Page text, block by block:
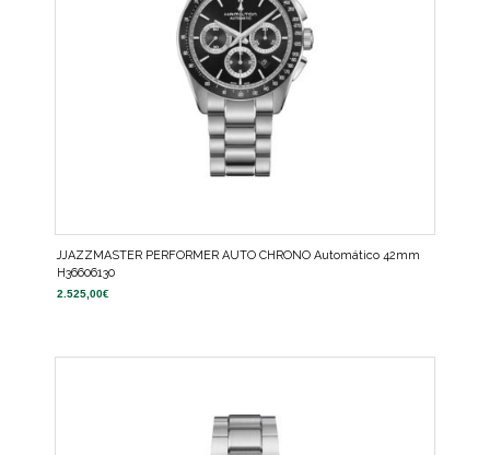
JJAZZMASTER PERFORMER AUTO CHRONO Automático 42mm
H36606130
2.525,00€